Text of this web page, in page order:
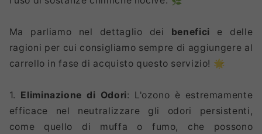
Ma parliamo nel dettaglio dei benefici e delle
ragioni per cui consigliamo sempre di aggiungere al
carrello in fase di acquisto questo servizio! 🌟
1. Eliminazione di Odori: L'ozono è estremamente
efficace nel neutralizzare gli odori persistenti,
come quello di muffa o fumo, che possono